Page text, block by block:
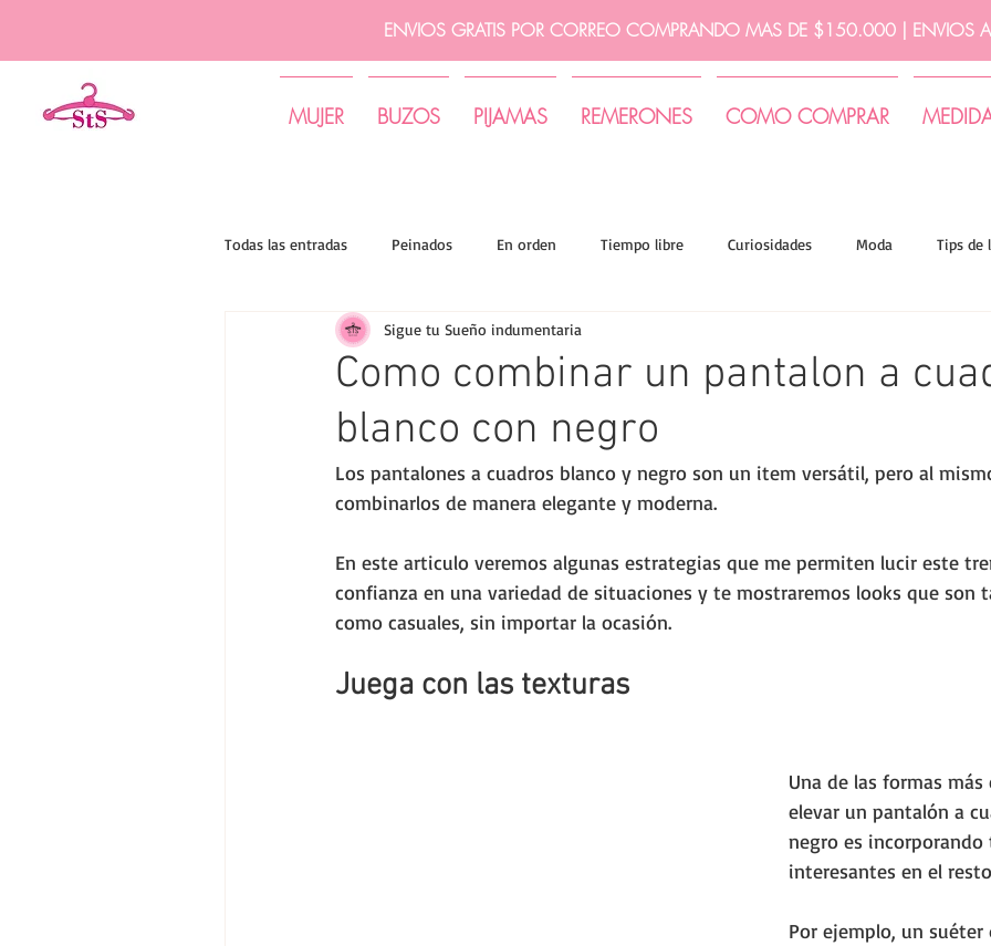
ENVIOS GRATIS POR CORREO COMPRANDO MAS DE $150.000 | ENVIOS A
MUJER BUZOS PIJAMAS REMERONES COMO COMPRAR
Todas las entradas Peinados En orden Tiempo libre Curiosidades Moda Tips de
Tips de moda | Sigue tu sueño
Como combinar un pantalon a
blanco con negro
Sigue tu Sueño indumentaria
Los pantalones a cuadros blanco y negro son un item versátil, pero al
combinarlos de manera elegante y moderna.
En este articulo veremos algunas estrategias que me permiten lucir este
confianza en una variedad de situaciones y te mostraremos looks que
como casuales, sin importar la ocasión.
Juega con las texturas
Una de las formas
elevar un pantalón a
negro es
interesantes en el
Por ejemplo, un